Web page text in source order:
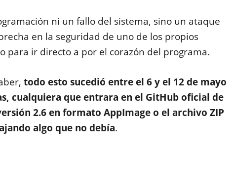
ni un fallo del sistema, sino un ataque
en la seguridad de uno de los propios
para ir directo a por el corazón del programa.
todo esto sucedió entre el 6 y el 12 de mayo
cualquiera que entrara en el GitHub oficial de
2.6 en formato AppImage o el archivo ZIP
algo que no debía.